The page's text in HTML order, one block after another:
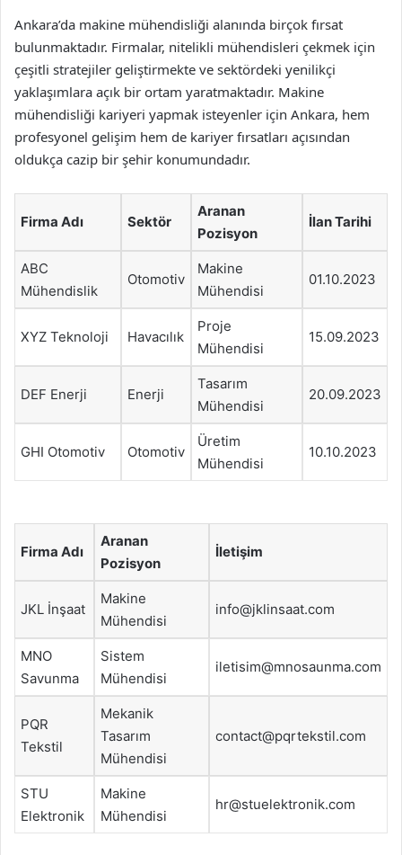
Ankara’da makine mühendisliği alanında birçok fırsat
bulunmaktadır. Firmalar, nitelikli mühendisleri çekmek için
çeşitli stratejiler geliştirmekte ve sektördeki yenilikçi
yaklaşımlara açık bir ortam yaratmaktadır. Makine
mühendisliği kariyeri yapmak isteyenler için Ankara, hem
profesyonel gelişim hem de kariyer fırsatları açısından
oldukça cazip bir şehir konumundadır.
Firma Adı Sektör
Aranan
Pozisyon
İlan Tarihi
ABC
Mühendislik
Otomotiv
Makine
Mühendisi
01.10.2023
XYZ Teknoloji Havacılık
Proje
Mühendisi
15.09.2023
DEF Enerji Enerji
Tasarım
Mühendisi
20.09.2023
GHI Otomotiv Otomotiv
Üretim
Mühendisi
10.10.2023
Firma Adı
Aranan
Pozisyon
İletişim
JKL İnşaat
Makine
Mühendisi
info@jklinsaat.com
MNO
Savunma
Sistem
Mühendisi
iletisim@mnosaunma.com
PQR
Tekstil
Mekanik
Tasarım
Mühendisi
contact@pqrtekstil.com
STU
Elektronik
Makine
Mühendisi
hr@stuelektronik.com